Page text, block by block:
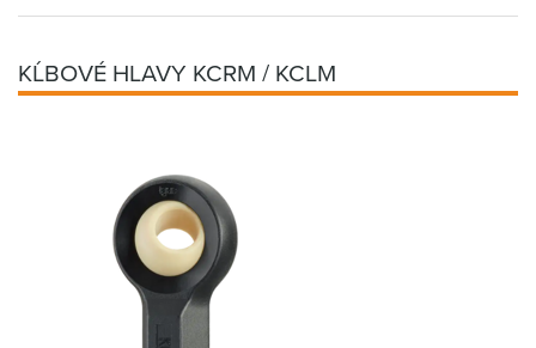
Kontakty
Priemyselný park HENNLICH
Nákupný zoznam
Partner Zone
KĹBOVÉ HLAVY KCRM / KCLM